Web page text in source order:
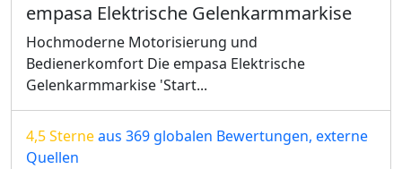
empasa Elektrische Gelenkarmmarkise
Hochmoderne Motorisierung und
Bedienerkomfort Die empasa Elektrische
Gelenkarmmarkise 'Start...
4,5 Sterneaus 369 globalen Bewertungen, externe
Quellen